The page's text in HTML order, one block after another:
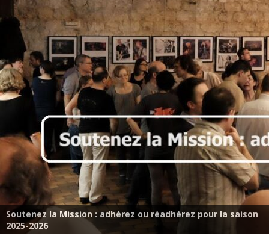
Soutenez la Mission : adhérez ou réadhérez pour la saison
2025-2026